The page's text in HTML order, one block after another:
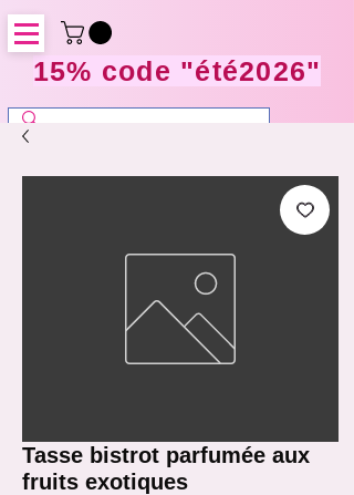
15% code "été2026"
Tasse bistrot parfumée aux
fruits exotiques